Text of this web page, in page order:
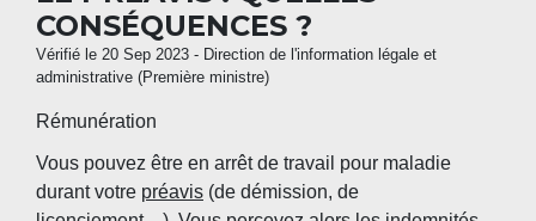
CONSÉQUENCES ?
Vérifié le 20 Sep 2023 - Direction de l'information légale et
administrative (Première ministre)
Rémunération
Vous pouvez être en arrêt de travail pour maladie
durant votre préavis (de démission, de